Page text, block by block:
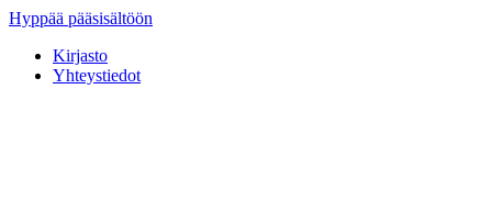
Hyppää pääsisältöön
Kirjasto
Yhteystiedot